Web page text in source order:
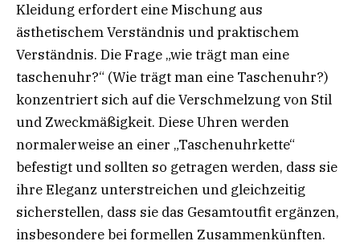
Kleidung erfordert eine Mischung aus
ästhetischem Verständnis und praktischem
Verständnis. Die Frage „wie trägt man eine
taschenuhr?“ (Wie trägt man eine Taschenuhr?)
konzentriert sich auf die Verschmelzung von Stil
und Zweckmäßigkeit. Diese Uhren werden
normalerweise an einer „Taschenuhrkette“
befestigt und sollten so getragen werden, dass sie
ihre Eleganz unterstreichen und gleichzeitig
sicherstellen, dass sie das Gesamtoutfit ergänzen,
insbesondere bei formellen Zusammenkünften.